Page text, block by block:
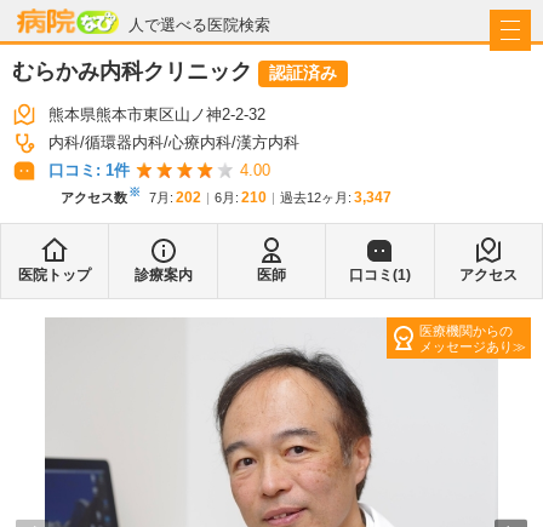
人で選べる医院検索
病院なび
むらかみ内科クリニック 認証済み
熊本県熊本市東区山ノ神2-2-32
内科 循環器内科 心療内科 漢方内科
口コミ: 1件 4.00
アクセス数※ 7月 : 202 6月 : 210 過去12ヶ月: 3,347
医院トップ 診療案内 医師 口コミ(1) アクセス
医療機関からの
メッセージあり